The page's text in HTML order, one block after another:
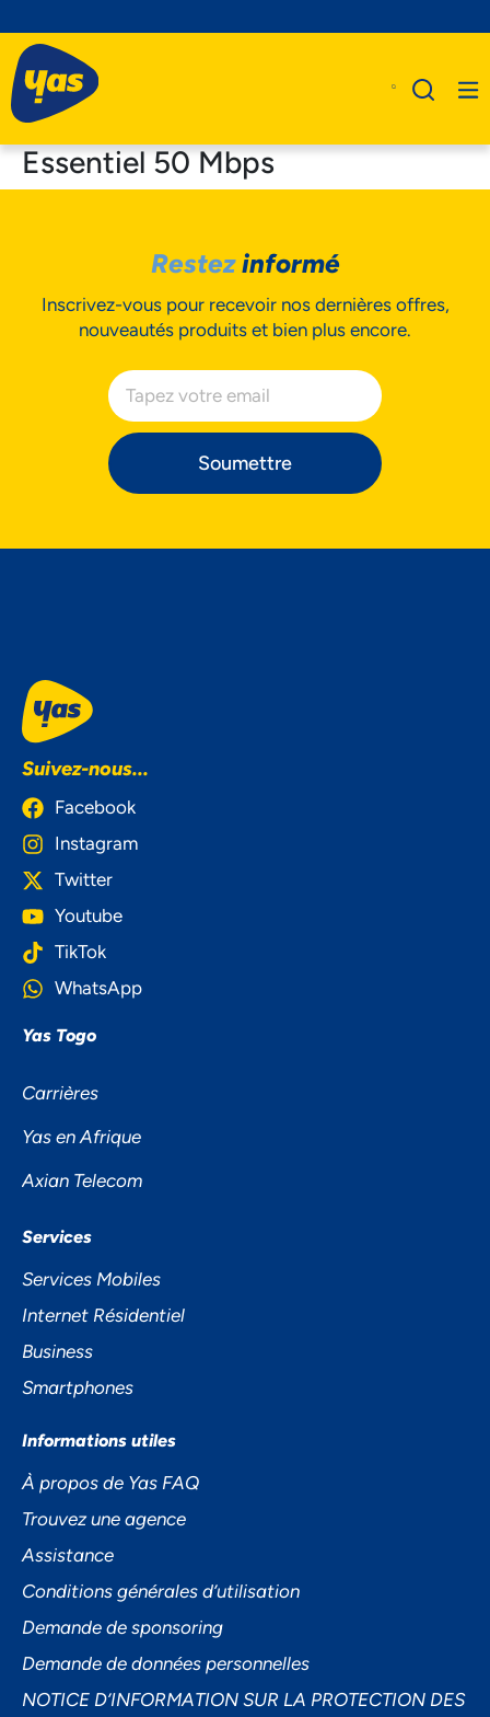
Business
Assistance
Essentiel 50 Mbps
Restezinformé
Inscrivez-vous pour recevoir nos dernières offres,
nouveautés produits et bien plus encore.
Soumettre
Suivez-nous...
Facebook
Instagram
Twitter
Youtube
TikTok
WhatsApp
Yas Togo
Carrières
Yas en Afrique
Axian Telecom
Services
Services Mobiles
Internet Résidentiel
Business
Smartphones
Informations utiles
À propos de Yas FAQ
Trouvez une agence
Assistance
Conditions générales d’utilisation
Demande de sponsoring
Demande de données personnelles
NOTICE D’INFORMATION SUR LA PROTECTION DES
NOUS ACCORDONS DE
L'IMPORTANCE À VOTRE VIE
PRIVÉE
Préférences